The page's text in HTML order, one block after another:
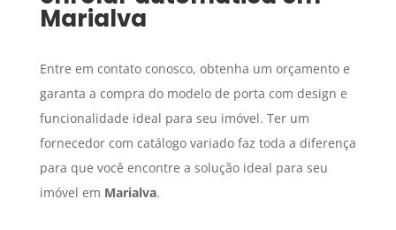
Marialva
Entre em contato conosco, obtenha um orçamento e
garanta a compra do modelo de porta com design e
funcionalidade ideal para seu imóvel. Ter um
fornecedor com catálogo variado faz toda a diferença
para que você encontre a solução ideal para seu
imóvel em Marialva.